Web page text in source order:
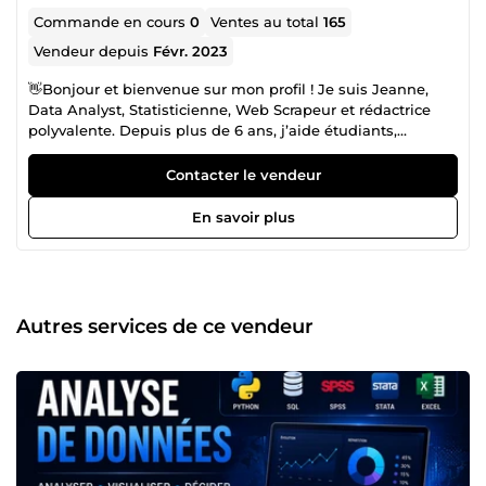
Commande en cours0 Ventes au total165
Vendeur depuis Févr. 2023
👋Bonjour et bienvenue sur mon profil ! Je suis Jeanne,
Data Analyst, Statisticienne, Web Scrapeur et rédactrice
polyvalente. Depuis plus de 6 ans, j’aide étudiants,
entrepreneurs et entreprises à donner du sens à leurs
données, à automatiser leurs processus et à valoriser leurs
travaux avec clarté et professionnalisme. J'automatise
toutes les tâches possibles et je vous rends la vie facile. Je
crois qu’un service de qualité ne doit pas être hors de prix
Études complètes sur Excel, Python, RStudio, SPSS, SQL
Analyses descriptives, régressions, tests d’hypothèses,
Power BI / Excel automatisés ⚙️ Automatisation Excel
&amp; gestion de données Macros VBA, calculs
automatiques, tableaux de bord dynamiques Nettoyage,
saisie et structuration de bases de données
Automatisation via Excel, Google Sheets, ou intégration
Power BI 🧾 Recherche documentaire &amp; rédaction
Contacter le vendeur
En savoir plus
Autres services de ce vendeur